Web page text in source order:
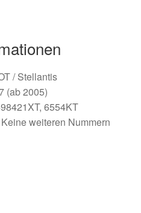
/ Stellantis
(ab 2005)
6554KT
Keine weiteren Nummern